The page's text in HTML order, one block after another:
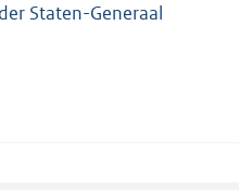
Staten-Generaal